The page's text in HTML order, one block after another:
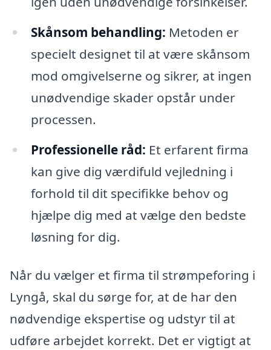
Skånsom behandling: Metoden er
specielt designet til at være skånsom
mod omgivelserne og sikrer, at ingen
unødvendige skader opstår under
processen.
Professionelle råd: Et erfarent firma
kan give dig værdifuld vejledning i
forhold til dit specifikke behov og
hjælpe dig med at vælge den bedste
løsning for dig.
Når du vælger et firma til strømpeforing i
Lyngå, skal du sørge for, at de har den
nødvendige ekspertise og udstyr til at
udføre arbejdet korrekt. Det er vigtigt at